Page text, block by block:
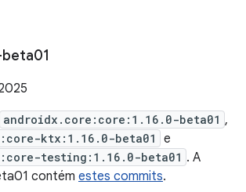
androidx.core:core:1.16.0-beta01 ,
ktx:1.16.0-beta01 e
testing:1.16.0-beta01 . A
contém estes commits.